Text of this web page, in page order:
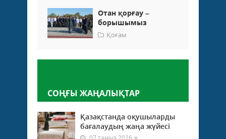
Отан қорғау –
борышымыз
Қоғам
СОҢҒЫ ЖАҢАЛЫҚТАР
Қазақстанда оқушыларды
бағалаудың жаңа жүйесі